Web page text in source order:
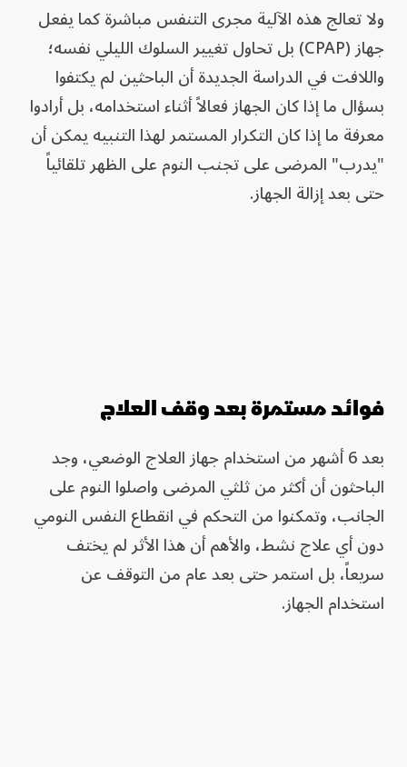
ولا تعالج هذه الآلية مجرى التنفس مباشرة كما يفعل
جهاز (CPAP) بل تحاول تغيير السلوك الليلي نفسه؛
واللافت في الدراسة الجديدة أن الباحثين لم يكتفوا
بسؤال ما إذا كان الجهاز فعالاً أثناء استخدامه، بل أرادوا
معرفة ما إذا كان التكرار المستمر لهذا التنبيه يمكن أن
"يدرب" المرضى على تجنب النوم على الظهر تلقائياً
حتى بعد إزالة الجهاز.
فوائد مستمرة بعد وقف العلاج
بعد 6 أشهر من استخدام جهاز العلاج الوضعي، وجد
الباحثون أن أكثر من ثلثي المرضى واصلوا النوم على
الجانب، وتمكنوا من التحكم في انقطاع النفس النومي
دون أي علاج نشط، والأهم أن هذا الأثر لم يختف
سريعاً، بل استمر حتى بعد عام من التوقف عن
استخدام الجهاز.